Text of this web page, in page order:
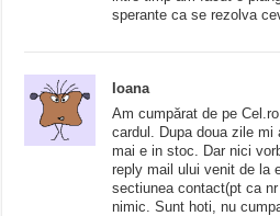
sperante ca se rezolva
Ioana
Am cumpărat de pe
cardul. Dupa doua zile
mai e in stoc. Dar nici
reply mail ului venit de la
sectiunea contact(pt ca
nimic. Sunt hoti, nu